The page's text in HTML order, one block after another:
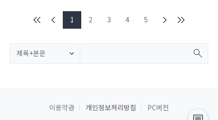
1 2 3 4 5
제목+본문
이용약관 개인정보처리방침 PC버전